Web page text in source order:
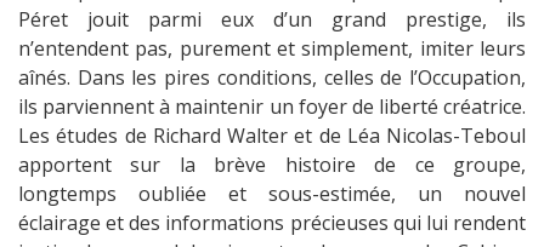
Péret jouit parmi eux d’un grand prestige, ils
n’entendent pas, purement et simplement, imiter leurs
aînés. Dans les pires conditions, celles de l’Occupation,
ils parviennent à maintenir un foyer de liberté créatrice.
Les études de Richard Walter et de Léa Nicolas-Teboul
apportent sur la brève histoire de ce groupe,
longtemps oubliée et sous-estimée, un nouvel
éclairage et des informations précieuses qui lui rendent